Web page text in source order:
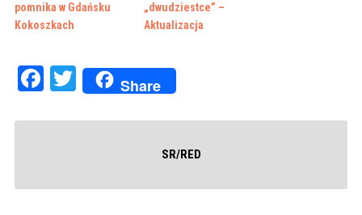
pomnika w Gdańsku
Kokoszkach
„dwudziestce” –
Aktualizacja
Facebook
Twitter
Share
SR/RED